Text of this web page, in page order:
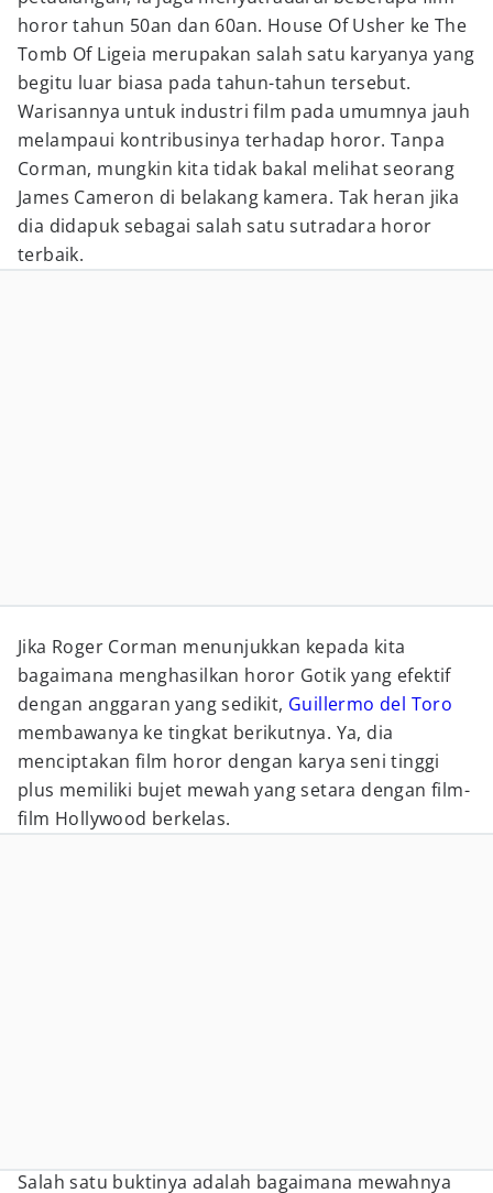
horor tahun 50an dan 60an. House Of Usher ke The
Tomb Of Ligeia merupakan salah satu karyanya yang
begitu luar biasa pada tahun-tahun tersebut.
Warisannya untuk industri film pada umumnya jauh
melampaui kontribusinya terhadap horor. Tanpa
Corman, mungkin kita tidak bakal melihat seorang
James Cameron di belakang kamera. Tak heran jika
dia didapuk sebagai salah satu sutradara horor
terbaik.
Jika Roger Corman menunjukkan kepada kita
bagaimana menghasilkan horor Gotik yang efektif
dengan anggaran yang sedikit, Guillermo del Toro
membawanya ke tingkat berikutnya. Ya, dia
menciptakan film horor dengan karya seni tinggi
plus memiliki bujet mewah yang setara dengan film-
film Hollywood berkelas.
Salah satu buktinya adalah bagaimana mewahnya